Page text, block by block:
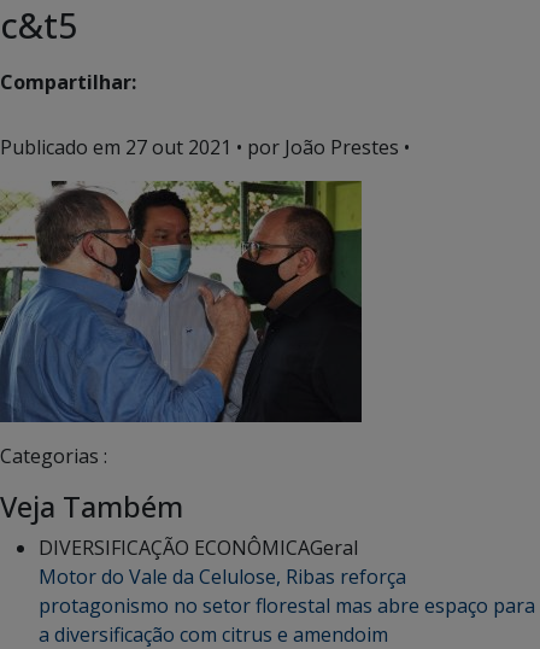
c&t5
Compartilhar:
Publicado em 27 out 2021 • por João Prestes •
Categorias :
Veja Também
DIVERSIFICAÇÃO ECONÔMICAGeral
Motor do Vale da Celulose, Ribas reforça
protagonismo no setor florestal mas abre espaço para
a diversificação com citrus e amendoim